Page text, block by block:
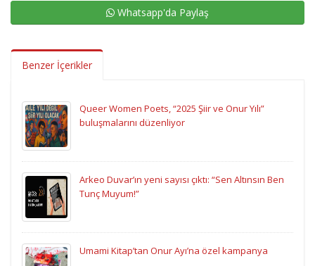
Whatsapp'da Paylaş
Benzer İçerikler
Queer Women Poets, “2025 Şiir ve Onur Yılı”
buluşmalarını düzenliyor
Arkeo Duvar’ın yeni sayısı çıktı: “Sen Altınsın Ben
Tunç Muyum!”
Umami Kitap’tan Onur Ayı’na özel kampanya